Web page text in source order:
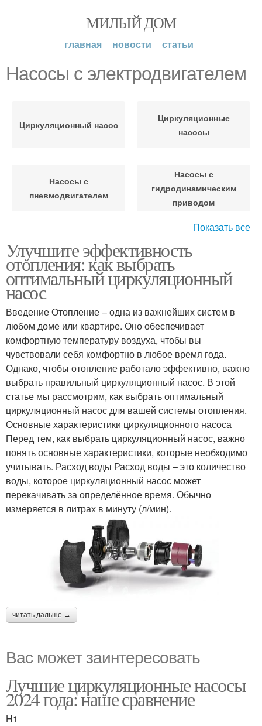
МИЛЫЙ ДОМ
главная новости статьи
Насосы с электродвигателем
Циркуляционный насос
Циркуляционные
насосы
Насосы с
пневмодвигателем
Насосы с
гидродинамическим
приводом
Насос с высокой
энергоэффективностью
Насос в системе
Насос для отопления
Показать все
Улучшите эффективность
отопления: как выбрать
оптимальный циркуляционный
насос
Введение Отопление – одна из важнейших систем в
любом доме или квартире. Оно обеспечивает
комфортную температуру воздуха, чтобы вы
чувствовали себя комфортно в любое время года.
Однако, чтобы отопление работало эффективно, важно
выбрать правильный циркуляционный насос. В этой
статье мы рассмотрим, как выбрать оптимальный
циркуляционный насос для вашей системы отопления.
Основные характеристики циркуляционного насоса
Перед тем, как выбрать циркуляционный насос, важно
понять основные характеристики, которые необходимо
учитывать. Расход воды Расход воды – это количество
воды, которое циркуляционный насос может
перекачивать за определённое время. Обычно
измеряется в литрах в минуту (л/мин).
читать дальше →
Вас может заинтересовать
Лучшие циркуляционные насосы
2024 года: наше сравнение
H1